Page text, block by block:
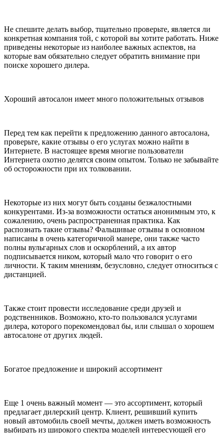
Не спешите делать выбор, тщательно проверьте, является ли
конкретная компания той, с которой вы хотите работать. Ниже
приведены некоторые из наиболее важных аспектов, на
которые вам обязательно следует обратить внимание при
поиске хорошего дилера.
Хороший автосалон имеет много положительных отзывов
Перед тем как перейти к предложению данного автосалона,
проверьте, какие отзывы о его услугах можно найти в
Интернете. В настоящее время многие пользователи
Интернета охотно делятся своим опытом. Только не забывайте
об осторожности при их толковании.
Некоторые из них могут быть созданы безжалостными
конкурентами. Из-за возможности остаться анонимным это, к
сожалению, очень распространенная практика. Как
распознать такие отзывы? Фальшивые отзывы в основном
написаны в очень категоричной манере, они также часто
полны вульгарных слов и оскорблений, а их автор
подписывается ником, который мало что говорит о его
личности. К таким мнениям, безусловно, следует относиться с
дистанцией.
Также стоит провести исследование среди друзей и
родственников. Возможно, кто-то пользовался услугами
дилера, которого порекомендовал бы, или слышал о хорошем
автосалоне от других людей.
Богатое предложение и широкий ассортимент
Еще 1 очень важный момент — это ассортимент, который
предлагает дилерский центр. Клиент, решивший купить
новый автомобиль своей мечты, должен иметь возможность
выбирать из широкого спектра моделей интересующей его